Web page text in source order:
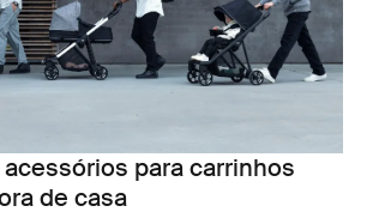
para carrinhos
de casa